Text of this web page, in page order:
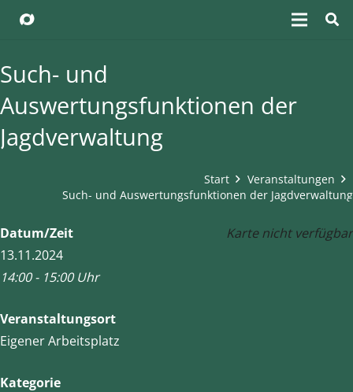
Such- und
Auswertungsfunktionen der
Jagdverwaltung
Start
Veranstaltungen
Such- und Auswertungsfunktionen der Jagdverwaltung
Karte nicht verfügbar
Datum/Zeit
13.11.2024
14:00 - 15:00 Uhr
Veranstaltungsort
Eigener Arbeitsplatz
Kategorie